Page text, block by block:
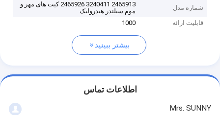
شماره مدل
2465913 3240411 2465926 کیت های مهر و
موم سیلندر هیدرولیک
قابلیت ارائه
1000
بیشتر ببینید
اطلاعات تماس
Mrs. SUNNY